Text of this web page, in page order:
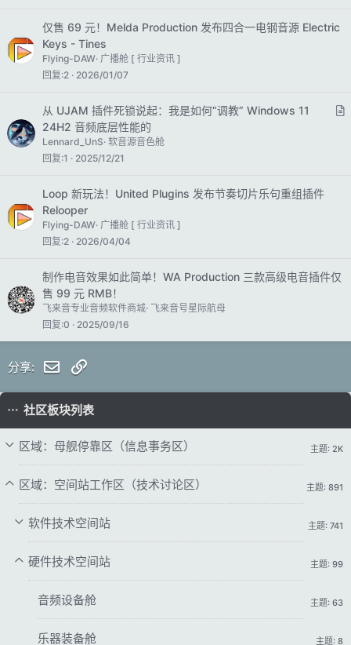
是太贵了但是好香） 显示器也想换 现在是2块24寸的
飞利浦 想搞个带鱼屏放中间 两个小的放上面 但是换了
显卡也得换 换显卡还要看我的猫头鹰挡不挡 头秃 还想
把ur22换掉hhh 耳机暂时不想换了 耳机换了有点慌 很
仅售 69 元！Melda Production 发布四合一电钢音源 Electric
Keys - Tines
Flying-DAW 广播舱 [ 行业资讯 ]
回复 2 2026/01/07
从 UJAM 插件死锁说起：我是如何“调教” Windows 11
24H2 音频底层性能的
Lennard_UnS 软音源音色舱
回复 1 2025/12/21
Loop 新玩法！United Plugins 发布节奏切片乐句重组插件
Relooper
Flying-DAW 广播舱 [ 行业资讯 ]
回复 2 2026/04/04
制作电音效果如此简单！WA Production 三款高级电音插件仅
售 99 元 RMB！
飞来音专业音频软件商城 飞来音号星际航母
回复 0 2025/09/16
分享: 邮件
社区板块列表
区域：母舰停靠区（信息事务区） 主题: 2K
区域：空间站工作区（技术讨论区） 主题: 891
软件技术空间站 主题: 741
硬件技术空间站 主题: 99
音频设备舱 主题: 63
乐器装备舱 主题: 8